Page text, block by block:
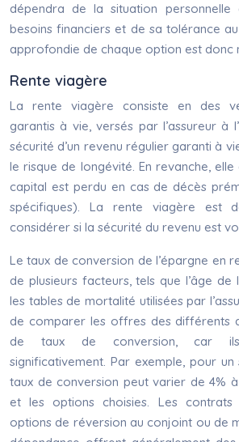
dépendra de la situation personnelle
besoins financiers et de sa tolérance
approfondie de chaque option est donc
Rente viagère
La rente viagère consiste en des
garantis à vie, versés par l’assureur à
sécurité d’un revenu régulier garanti à
le risque de longévité. En revanche,
capital est perdu en cas de décès
spécifiques). La rente viagère est
considérer si la sécurité du revenu est
Le taux de conversion de l’épargne en
de plusieurs facteurs, tels que l’âge de
les tables de mortalité utilisées par
de comparer les offres des différents
de taux de conversion, car
significativement. Par exemple, pour
taux de conversion peut varier de 4% à
et les options choisies. Les
options de réversion au conjoint ou de